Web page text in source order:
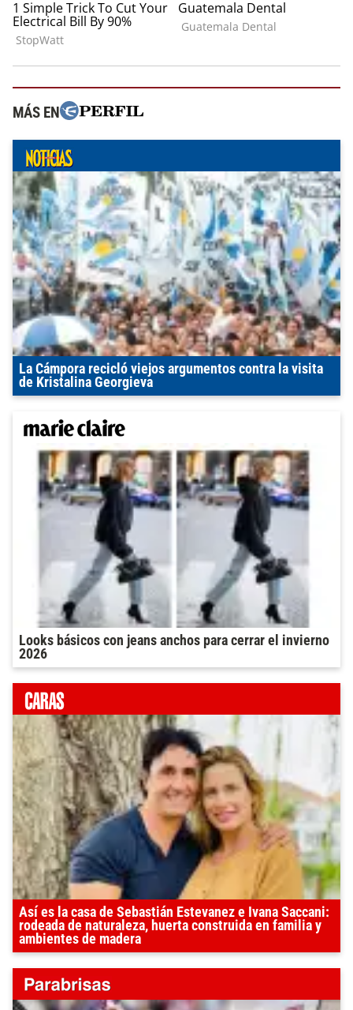
MÁS EN
La Cámpora recicló viejos argumentos contra la visita
de Kristalina Georgieva
Looks básicos con jeans anchos para cerrar el invierno
2026
Así es la casa de Sebastián Estevanez e Ivana Saccani:
rodeada de naturaleza, huerta construida en familia y
ambientes de madera